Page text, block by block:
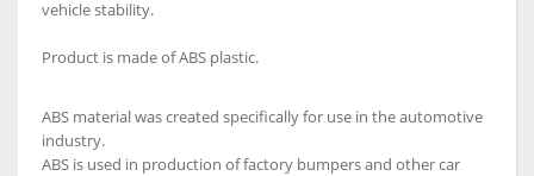
vehicle stability.
Product is made of ABS plastic.
ABS material was created specifically for use in the automotive
industry.
ABS is used in production of factory bumpers and other car